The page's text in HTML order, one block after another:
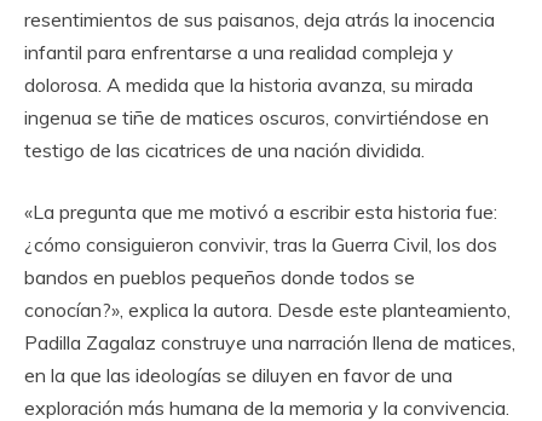
resentimientos de sus paisanos, deja atrás la inocencia
infantil para enfrentarse a una realidad compleja y
dolorosa. A medida que la historia avanza, su mirada
ingenua se tiñe de matices oscuros, convirtiéndose en
testigo de las cicatrices de una nación dividida.
«La pregunta que me motivó a escribir esta historia fue:
¿cómo consiguieron convivir, tras la Guerra Civil, los dos
bandos en pueblos pequeños donde todos se
conocían?», explica la autora. Desde este planteamiento,
Padilla Zagalaz construye una narración llena de matices,
en la que las ideologías se diluyen en favor de una
exploración más humana de la memoria y la convivencia.